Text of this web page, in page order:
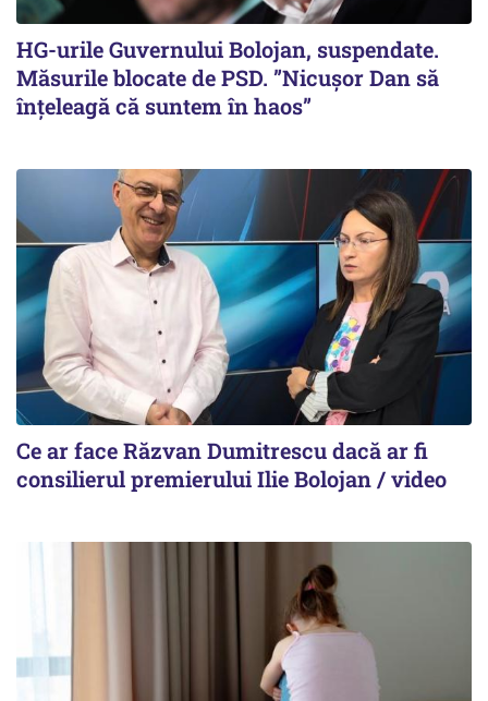
HG-urile Guvernului Bolojan, suspendate.
Măsurile blocate de PSD. ”Nicușor Dan să
înțeleagă că suntem în haos”
Ce ar face Răzvan Dumitrescu dacă ar fi
consilierul premierului Ilie Bolojan / video